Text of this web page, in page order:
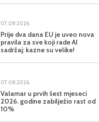
07.08.2026.
Prije dva dana EU je uveo nova
pravila za sve koji rade AI
sadržaj: kazne su velike!
07.08.2026.
Valamar u prvih šest mjeseci
2026. godine zabilježio rast od
10%